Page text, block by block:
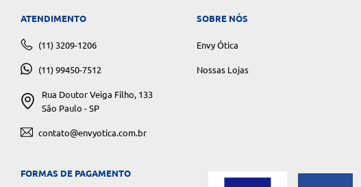
ATENDIMENTO
(11) 3209-1206
(11) 99450-7512
Rua Doutor Veiga Filho, 133
São Paulo - SP
contato@envyotica.com.br
SOBRE NÓS
Envy Ótica
Nossas Lojas
FORMAS DE PAGAMENTO